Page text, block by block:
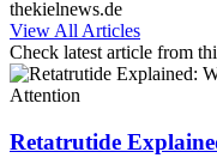
thekielnews.de
View All Articles
Check latest article from
Retatrutide